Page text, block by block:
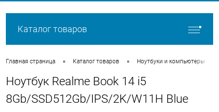
Каталог товаров
Главная страница • Каталог товаров • Ноутбуки и компьютеры
Ноутбук Realme Book 14 i5
8Gb/SSD512Gb/IPS/2K/W11H Blue
без переплат
Сегодня